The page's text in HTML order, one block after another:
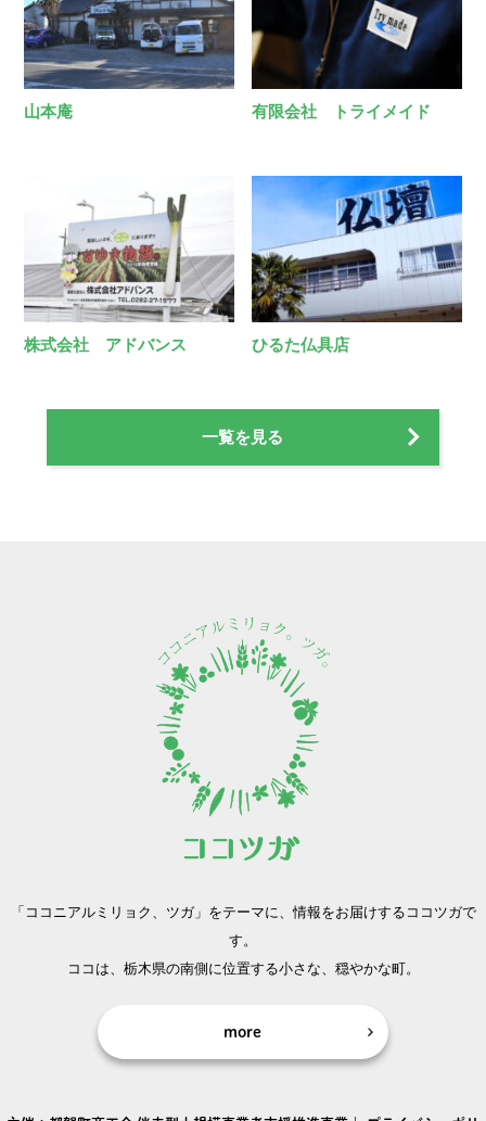
山本庵 有限会社 トライメイド
株式会社 アドバンス ひるた仏具店
一覧を見る
「ココニアルミリョク、ツガ」をテーマに、情報をお届けするココツガで
す。
ココは、栃木県の南側に位置する小さな、穏やかな町。
more